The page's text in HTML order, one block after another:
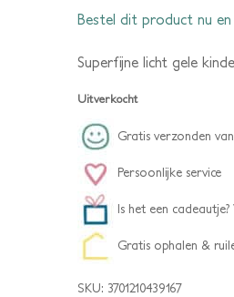
Bestel dit product nu
Superfijne licht gele
Uitverkocht
Gratis verzonden
Persoonlijke service
Is het een
Gratis ophalen &
SKU: 3701210439167